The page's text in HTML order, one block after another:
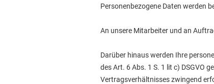
Personenbezogene Daten werden
An unsere Mitarbeiter und an
Darüber hinaus werden Ihre
des Art. 6 Abs. 1 S. 1 lit c) DSGVO
Vertragsverhältnisses zwingend